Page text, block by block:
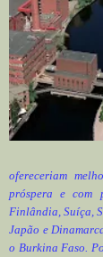
ofereceriam
próspera e com
Finlândia, Suíça,
Japão e
o Burkina Faso.